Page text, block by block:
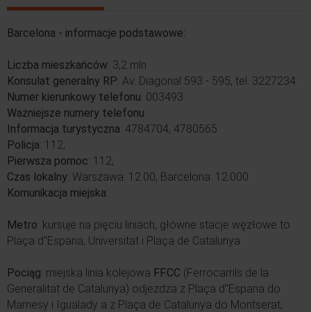
Barcelona - informacje podstawowe:
Liczba mieszkańców: 3,2 mln
Konsulat generalny RP: Av. Diagonal 593 - 595, tel. 3227234
Numer kierunkowy telefonu: 003493
Ważniejsze numery telefonu:
Informacja turystyczna: 4784704, 4780565
Policja: 112,
Pierwsza pomoc: 112,
Czas lokalny: Warszawa: 12.00, Barcelona: 12.000
Komunikacja miejska:
Metro: kursuje na pięciu liniach, główne stacje węzłowe to
Plaça d''Espana, Universitat i Plaça de Catalunya
Pociąg: miejska linia kolejowa FF.CC (Ferrocarrils de la
Generalitat de Catalunya) odjezdza z Plaça d''Espana do
Marnesy i Igualady a z Plaça de Catalunya do Montserat,